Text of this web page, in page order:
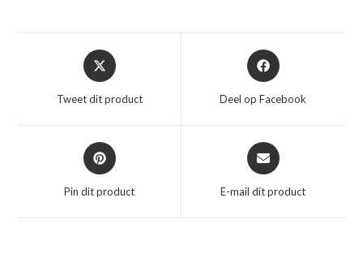
Opent
in
nieuw
Tweet dit product
Opent
in
nieuw
Deel op Facebook
Opent
in
nieuw
Pin dit product
Opent
in
nieuw
E-mail dit product